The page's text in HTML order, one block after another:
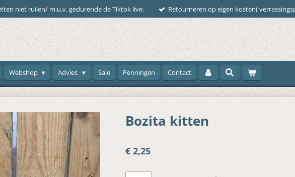
niet ruilen/ m.u.v. gedurende de Tiktok live. Retourneren op eigen kosten(
Webshop Advies Sale Penningen Contact
Bozita kitten
€ 2,25